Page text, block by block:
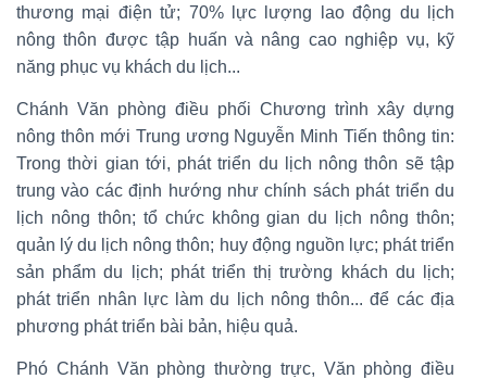
thương mại điện tử; 70% lực lượng lao động du lịch
nông thôn được tập huấn và nâng cao nghiệp vụ, kỹ
năng phục vụ khách du lịch...
Chánh Văn phòng điều phối Chương trình xây dựng
nông thôn mới Trung ương Nguyễn Minh Tiến thông tin:
Trong thời gian tới, phát triển du lịch nông thôn sẽ tập
trung vào các định hướng như chính sách phát triển du
lịch nông thôn; tổ chức không gian du lịch nông thôn;
quản lý du lịch nông thôn; huy động nguồn lực; phát triển
sản phẩm du lịch; phát triển thị trường khách du lịch;
phát triển nhân lực làm du lịch nông thôn... để các địa
phương phát triển bài bản, hiệu quả.
Phó Chánh Văn phòng thường trực, Văn phòng điều